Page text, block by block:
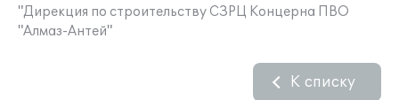
"Дирекция по строительству СЗРЦ Концерна ПВО
"Алмаз-Антей"
К списку